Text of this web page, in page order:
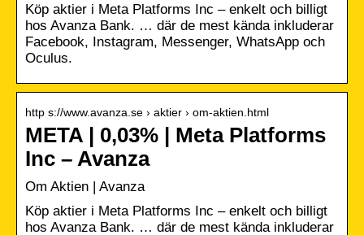
Köp aktier i Meta Platforms Inc – enkelt och billigt
hos Avanza Bank. … där de mest kända inkluderar
Facebook, Instagram, Messenger, WhatsApp och
Oculus.
http s://www.avanza.se › aktier › om-aktien.html
META | 0,03% | Meta Platforms
Inc – Avanza
Om Aktien | Avanza
Köp aktier i Meta Platforms Inc – enkelt och billigt
hos Avanza Bank. … där de mest kända inkluderar